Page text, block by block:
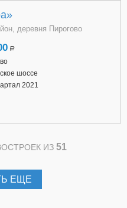
деревня Пирогово
a
шоссе
2021
ИЗ 51
ЕЩЕ